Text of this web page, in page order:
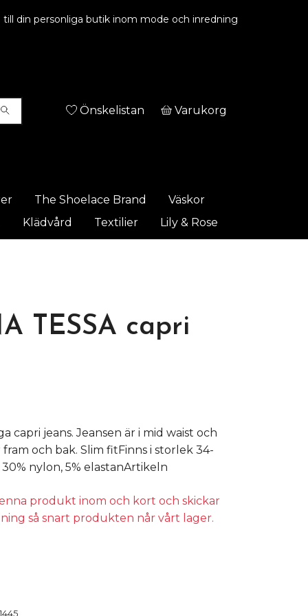
din personliga butik inom mode och inredning
Önskelistan Varukorg
The Shoelace Brand
Väskor
Klädvård Textilier Lily & Rose
TESSA capri
capri jeans. Jeansen är i mid waist och
och bak. Slim fitFinns i storlek 34-
30% nylon, 5% elastanArtikeln
produkt inom och kort och skickar
så snart produkten når vårt lager.